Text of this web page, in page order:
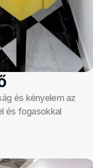
és kényelem az
és fogasokkal